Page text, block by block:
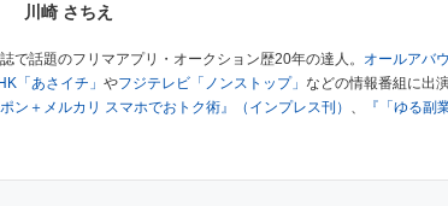
川崎 さちえ
で話題のフリマアプリ・オークション歴20年の達人。
オールアバ
「あさイチ」 やフジテレビ「ノンストップ」 などの情報番組に出演
ン＋メルカリ スマホでおトク術』（インプレス刊） 、
『「ゆる副
年、夫が子育てをするために、突然会社を辞める。翌月からの給
きるオークションに目をつける。しかし、取引の仕方がわからず